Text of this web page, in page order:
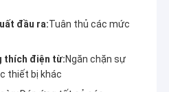
đầu ra:Tuân thủ các mức
thích điện từ:Ngăn chặn sự
thiết bị khác